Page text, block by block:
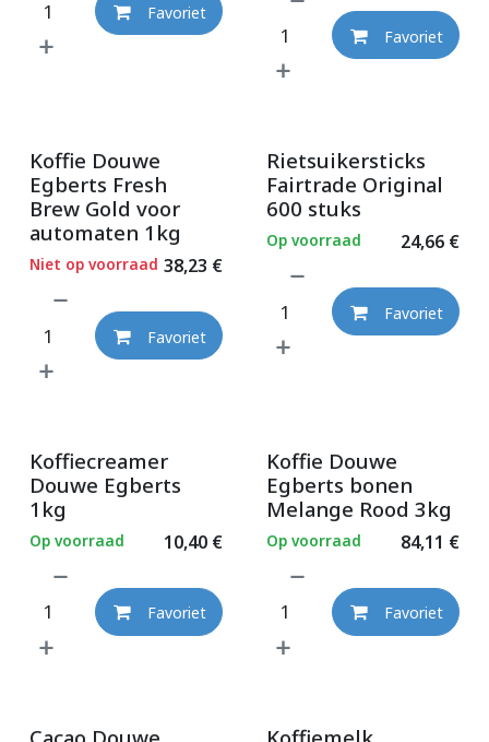
Favoriet
Favoriet
Koffie Douwe
Egberts Fresh
Brew Gold voor
automaten 1kg
38,23 €
Niet op voorraad
Favoriet
Rietsuikersticks
Fairtrade Original
600 stuks
24,66€
Op voorraad
Favoriet
Koffiecreamer
Douwe Egberts
1kg
10,40€
Op voorraad
Favoriet
Koffie Douwe
Egberts bonen
Melange Rood 3kg
84,11 €
Op voorraad
Favoriet